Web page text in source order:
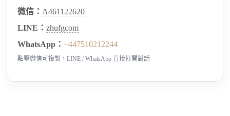
微信： A461122620
LINE：zhufgcom
WhatsApp：+447510212244
點擊微信可複製，LINE / WhatsApp 直接打開對話